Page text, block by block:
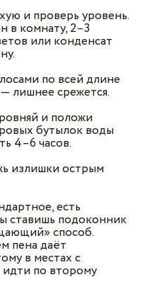
и проверь уровень.
в комнату, 2–3
или конденсат
по всей длине
лишнее срежется.
и положи
бутылок воды
4–6 часов.
излишки острым
есть
ставишь подоконник
способ.
пена даёт
в местах с
по второму